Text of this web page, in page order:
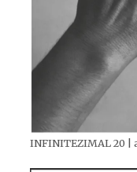
INFINITEZIMAL 20